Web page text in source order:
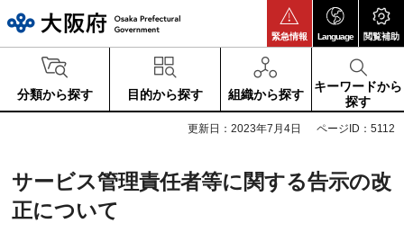
緊急情報 Language 閲覧補助
分類から探す 目的から探す 組織から探す
キーワードから
探す
更新日：2023年7月4日 ページID：5112
サービス管理責任者等に関する告示の改
正について